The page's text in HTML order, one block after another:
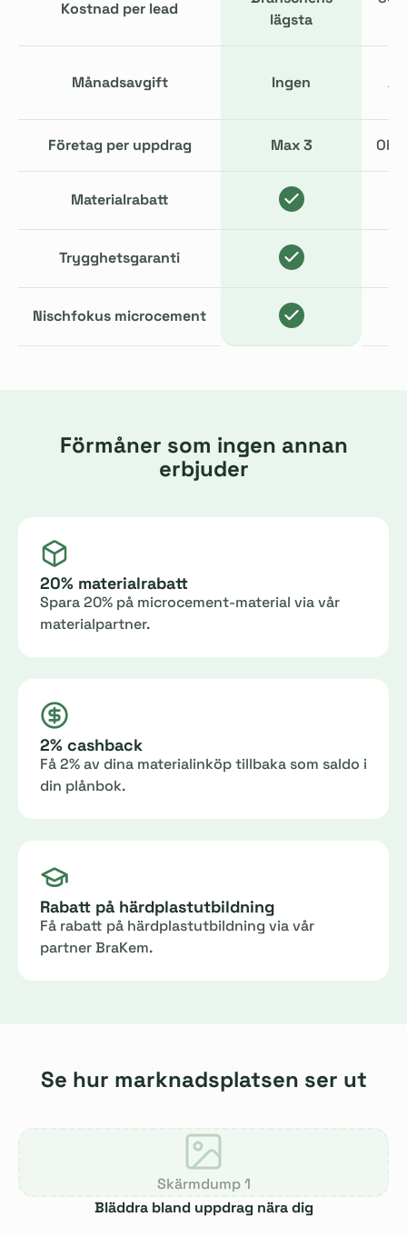
Kostnad per lead
lägsta
Månadsavgift Ingen
Företag per uppdrag Max 3
Materialrabatt
Trygghetsgaranti
Nischfokus microcement
Förmåner som ingen annan
erbjuder
20% materialrabatt
Spara 20% på microcement-material via vår
materialpartner.
2% cashback
Få 2% av dina materialinköp tillbaka som saldo i
din plånbok.
Rabatt på härdplastutbildning
Få rabatt på härdplastutbildning via vår
partner BraKem.
Se hur marknadsplatsen ser ut
Skärmdump 1
Bläddra bland uppdrag nära dig